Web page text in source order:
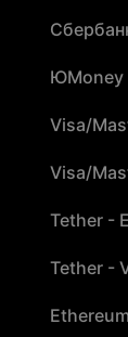
ЮMoney
Visa/
Visa/
Tether -
Tether -